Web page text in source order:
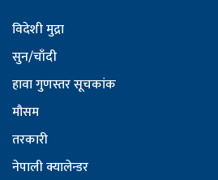
विदेशी मुद्रा
सुन/चाँदी
हावा गुणस्तर सूचकांक
मौसम
तरकारी
नेपाली क्यालेन्डर